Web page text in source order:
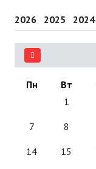
2026 2025 2024
Пн Вт
1
7 8
14 15